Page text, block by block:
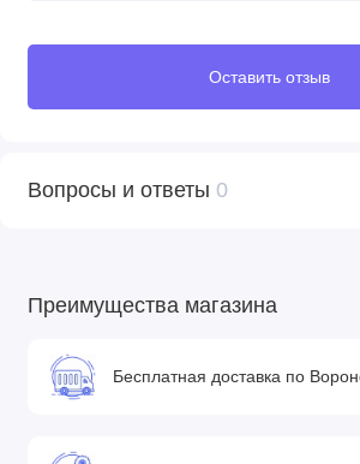
Оставить отзыв
Вопросы и ответы 0
Преимущества магазина
Бесплатная доставка по